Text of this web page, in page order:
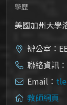
學歷
美國加州大學
辦公室：
聯絡資訊
Email：
教師網頁